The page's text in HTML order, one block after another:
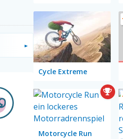
Cycle Extreme
Motorcycle Run